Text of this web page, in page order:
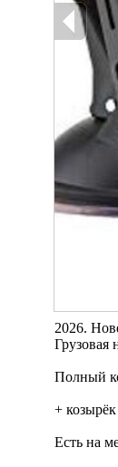
2026.
Грузовая
Полный
+
Есть на